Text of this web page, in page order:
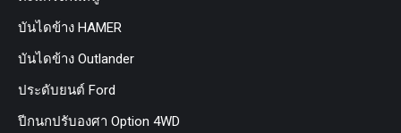
บันไดข้าง HAMER
บันไดข้าง Outlander
ประดับยนต์ Ford
ปีกนกปรับองศา Option 4WD